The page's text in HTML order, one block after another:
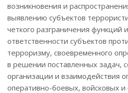
возникновения и
выявлению субъектов
четкого разграничения функций
ответственности субъектов
терроризму, своевременного
в решении поставленных задач,
организации и взаимодействия
оперативно-боевых, войсковых и